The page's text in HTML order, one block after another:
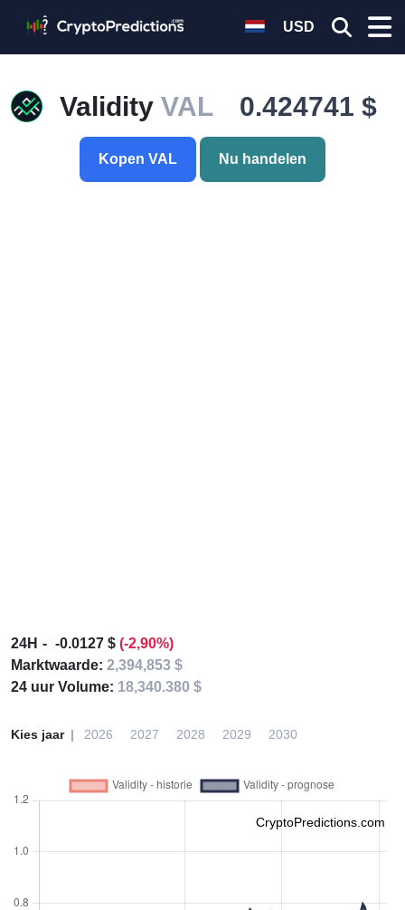
USD
Validity VAL 0.424741 $
Kopen VAL Nu handelen
24H -0.0127 $ (-2,90%)
Marktwaarde: 2,394,853 $
24 uur Volume: 18,340.380 $
Kies jaar 2026 2027 2028 2029 2030
CryptoPredictions.com